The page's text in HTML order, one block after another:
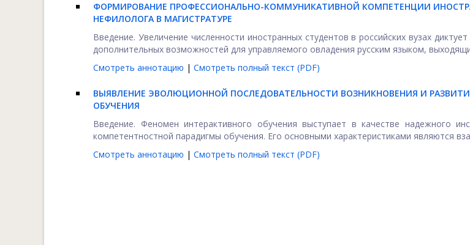
ФОРМИРОВАНИЕ ПРОФЕССИОНАЛЬНО-КОММУНИКАТИВНОЙ КОМПЕТЕНЦИИ
НЕФИЛОЛОГА В МАГИСТРАТУРЕ
Введение. Увеличение численности иностранных студентов в российских вузах
дополнительных возможностей для управляемого овладения русским языком,
Смотреть аннотацию | Смотреть полный текст (PDF)
ВЫЯВЛЕНИЕ ЭВОЛЮЦИОННОЙ ПОСЛЕДОВАТЕЛЬНОСТИ ВОЗНИКНОВЕНИЯ И
ОБУЧЕНИЯ
Введение. Феномен интерактивного обучения выступает в качестве надежного
компетентностной парадигмы обучения. Его основными характеристиками являются
Смотреть аннотацию | Смотреть полный текст (PDF)